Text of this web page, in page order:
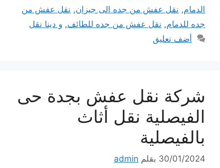
الدمام, نقل عفش من جده الى جيزان, نقل عفش من
جده للدمام, نقل عفش من جده للطائف, و دينا نقل
أضف تعليق
شركة نقل عفش بجدة حى
الفيصلية نقل أثاث
بالفيصلية
30/01/2024 بقلم admin